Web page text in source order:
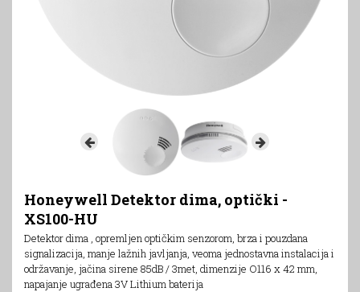
Honeywell Detektor dima, optički -
XS100-HU
Detektor dima , opremljen optičkim senzorom, brza i pouzdana
signalizacija, manje lažnih javljanja, veoma jednostavna instalacija i
održavanje, jačina sirene 85dB / 3met, dimenzije O116 x 42 mm,
napajanje ugrađena 3V Lithium baterija